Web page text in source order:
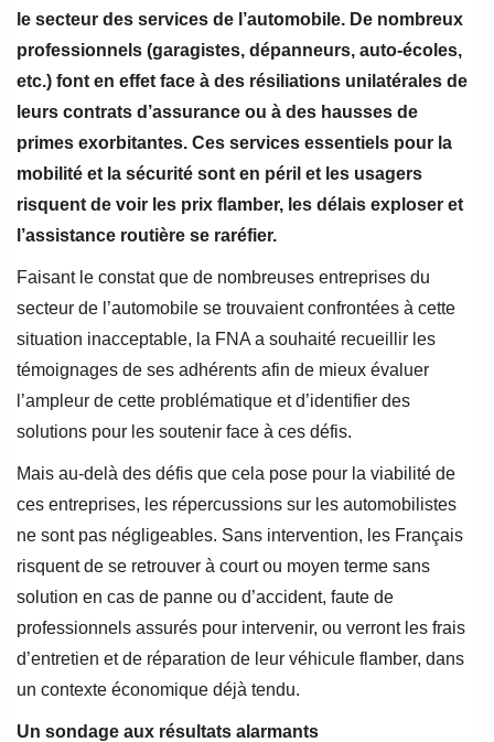
le secteur des services de l’automobile. De nombreux
professionnels (garagistes, dépanneurs, auto-écoles,
etc.) font en effet face à des résiliations unilatérales de
leurs contrats d’assurance ou à des hausses de
primes exorbitantes. Ces services essentiels pour la
mobilité et la sécurité sont en péril et les usagers
risquent de voir les prix flamber, les délais exploser et
l’assistance routière se raréfier.
Faisant le constat que de nombreuses entreprises du
secteur de l’automobile se trouvaient confrontées à cette
situation inacceptable, la FNA a souhaité recueillir les
témoignages de ses adhérents afin de mieux évaluer
l’ampleur de cette problématique et d’identifier des
solutions pour les soutenir face à ces défis.
Mais au-delà des défis que cela pose pour la viabilité de
ces entreprises, les répercussions sur les automobilistes
ne sont pas négligeables. Sans intervention, les Français
risquent de se retrouver à court ou moyen terme sans
solution en cas de panne ou d’accident, faute de
professionnels assurés pour intervenir, ou verront les frais
d’entretien et de réparation de leur véhicule flamber, dans
un contexte économique déjà tendu.
Un sondage aux résultats alarmants